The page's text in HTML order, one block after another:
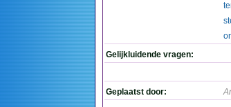
Gelijkluidende vragen:
Geplaatst door: